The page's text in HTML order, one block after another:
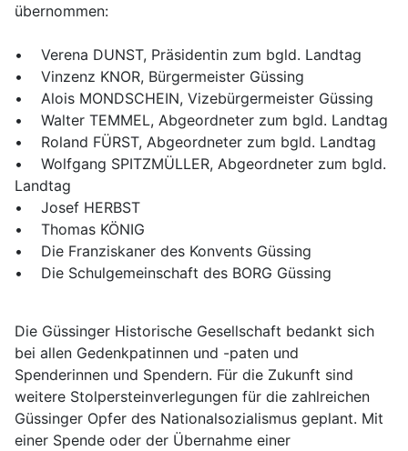
übernommen:
• Verena DUNST, Präsidentin zum bgld. Landtag
• Vinzenz KNOR, Bürgermeister Güssing
• Alois MONDSCHEIN, Vizebürgermeister Güssing
• Walter TEMMEL, Abgeordneter zum bgld. Landtag
• Roland FÜRST, Abgeordneter zum bgld. Landtag
• Wolfgang SPITZMÜLLER, Abgeordneter zum bgld.
Landtag
• Josef HERBST
• Thomas KÖNIG
• Die Franziskaner des Konvents Güssing
• Die Schulgemeinschaft des BORG Güssing
Die Güssinger Historische Gesellschaft bedankt sich
bei allen Gedenkpatinnen und -paten und
Spenderinnen und Spendern. Für die Zukunft sind
weitere Stolpersteinverlegungen für die zahlreichen
Güssinger Opfer des Nationalsozialismus geplant. Mit
einer Spende oder der Übernahme einer